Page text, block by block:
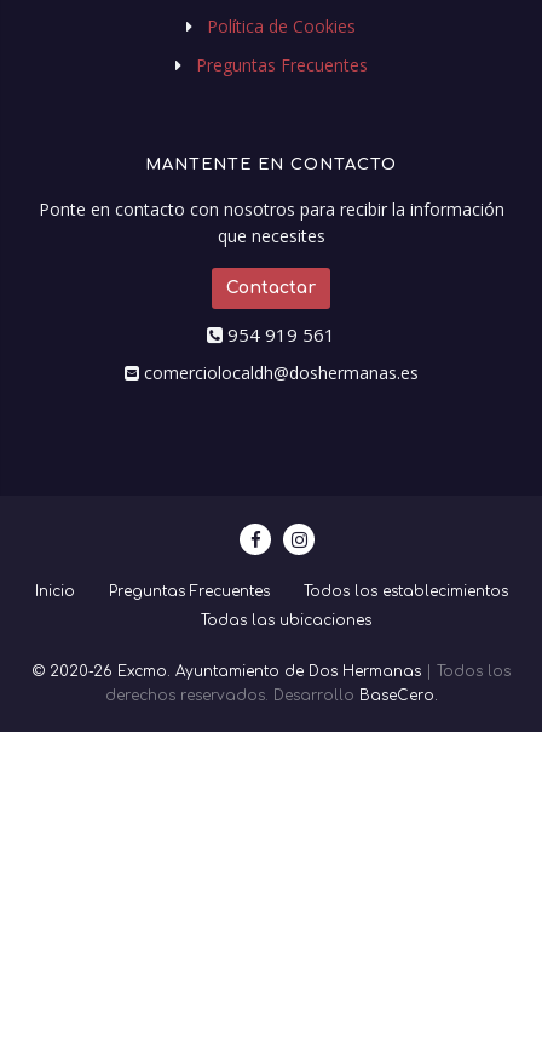
Política de Cookies
Preguntas Frecuentes
MANTENTE EN CONTACTO
Ponte en contacto con nosotros para recibir la información
que necesites
Contactar
954 919 561
comerciolocaldh@doshermanas.es
Inicio Preguntas Frecuentes
Todos los establecimientos
Todas las ubicaciones
© 2020-26 Excmo. Ayuntamiento de Dos Hermanas| Todos los
derechos reservados. Desarrollo BaseCero.